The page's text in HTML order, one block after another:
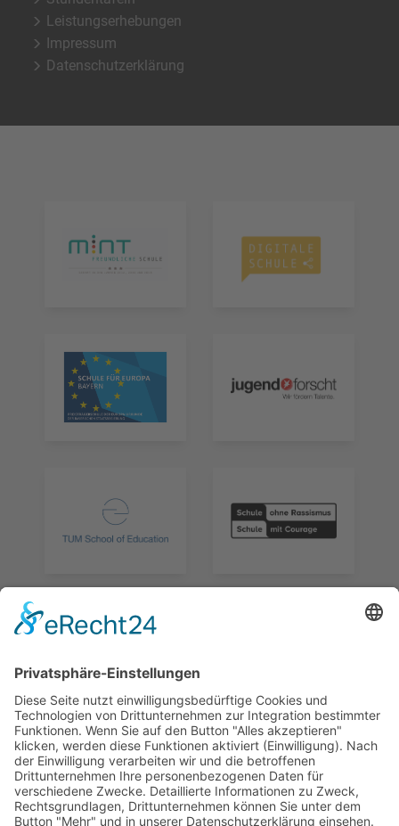
Leistungserhebungen
Impressum
Datenschutzerklärung